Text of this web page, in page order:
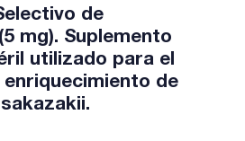
de
mg). Suplemento
utilizado para el
de